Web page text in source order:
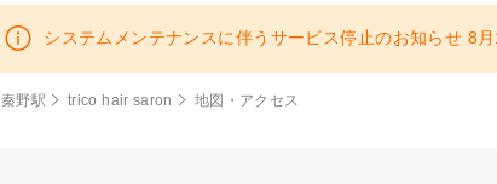
システムメンテナンスに伴うサービス停止のお知らせ 8
秦野駅 trico hair saron 地図・アクセス